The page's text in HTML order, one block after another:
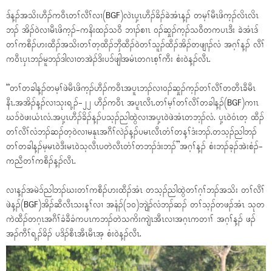
ဒ်န့ၣ်အသိးဟီၣ်ကဝီၤတၢ်လီၢ်လၢ(BGF)လဲၤပှ့ၤဟီၣ်ခိၣ်ခဲအံၤန့ၣ် တမ့ၢ်မီၤဖိက့ၣ်လိၤလိၤ
ဘၣ် အိၣ်ဝဲလၢမီၤဖိက့ၣ်-ကနိးထၣ်သဝီ ဘၢၣ်စၢၤ ဝၣ်ဆှုၣ်က့ၣ်သဝီတကပၤဒီး ခဲအံၤဒ်
တၢ်ကစီၣ်ဟးထီၣ်အသိးတၢ်တ့ထီၣ်ဘှီထီၣ်ဝဲတၢ်သူၣ်ထီၣ်အိၣ်တဖျၢၣ်လံ အဂ့ၢ်န့ၣ် လီၢ်
ကဝီၤပှၤဘၣ်မူဘၣ်ဒါလၢတအဲၣ်ဒိးပၥ်ဖျါအမံၤတဂၤစ့ၢ်ကီး စံးဝဲန့ၣ်လီၤ.
“တၢ်တခါန့ၣ်တမ့ၢ်ဖဲမီၤဖိက့ၣ်ဟီၣ်ကဝီၤအပူၤဘၣ်လၢဝၣ်ဆှုၣ်က့ၣ်တၢ်လီၢ်တတီၤခီမီၤ
နီၤ.အအိၣ်န့ၣ်လၢသုးရ့ၣ်-၂၂ ဟီၣ်ကဝီၤ အပူၤလီၤ.တၢ်မ့ၢ်တၢ်လီၢ်တခါန့ၣ်(BGF)ကၢၤ
ဃၥ်ဝဲဖးယံၤလံ.အပှ့ၤဟီၣ်ခိၣ်န့ၣ်ပသ့ၣ်ညါထွဲလၢအပှ့ၤဝဲဖဲအံၤတဘ့ၣ်လံ. ပှ့ၤဝဲဝံၤတ့ ထီၣ်
တၢ်လီၢ်လံဘၣ်ဆၣ်တ့ဝဲလၢမနုၤအဂီၢ်လဲၣ်န့ၣ်ပမၤလီၤတံၢ်တန့ၢ်ဒံးဘၣ်.တသ့ၣ်ညါဘၣ်
တၢ်တခါန့ၣ်မ့မၤဝဲဒီးမၤဝဲသ့လီၤပတဲလီၤတံၢ်တဘၣ်ဒံးဘၣ်”အဂ့ၢ်န့ၣ် စံးဘၣ်ခ့ၣ်အဲးစံၣ်-
ကညီတၢ်ကစီၣ်န့ၣ်လီၤ.
လၢန့ၣ်အမဲၥ်ညါဘၣ်ဃးတၢ်ကစီၣ်ဟးထီၣ်အံၤ တသ့ၣ်ညါထွဲတၢ်ဂ့ၢ်ဘၣ်အသိး တၢ်လီၢ်
ဖဲန့ၣ်(BGF)အိၣ်ဆီလီၤသးန့ၢ်လၢ အနံၣ်(၁၀)ဘျဲၣ်လံဘၣ်ဆၣ် တၢ်သ့ၣ်တဖၣ်အံၤ သုတ
ကဲထီၣ်တဂ့ၤအဂီၢ်ခံခီခံကပၤကဘၣ်တဲသကိးကျဲၤအီၤလၢအဂ့ၤကတၢၢ် အဂ့ၢ်န့ၣ် ဖၣ်
အၣ်ကီၢ်ရ့ၣ်ခိၣ် ပဒိၣ်စီၤအီၤမီၤအ့ စံးဝဲန့ၣ်လီၤ.